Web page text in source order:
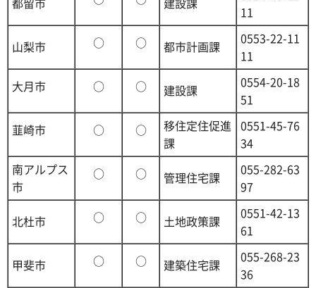
11
山梨市 ○ ○ 都市計画課
0553-22-11
11
大月市
○ ○ 建設課
0554-20-18
51
韮崎市
○ ○
移住定住促進
課
0551-45-76
34
南アルプス
市
○ ○ 管理住宅課
055-282-63
97
北杜市 ○ ○ 土地政策課
0551-42-13
61
甲斐市 ○ ○ 建築住宅課
055-268-23
36